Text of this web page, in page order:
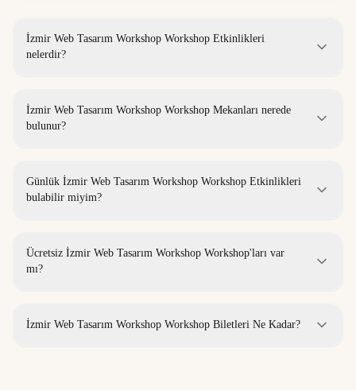
İzmir Web Tasarım Workshop Workshop Etkinlikleri
nelerdir?
İzmir Web Tasarım Workshop Workshop Mekanları nerede
bulunur?
Günlük İzmir Web Tasarım Workshop Workshop Etkinlikleri
bulabilir miyim?
Ücretsiz İzmir Web Tasarım Workshop Workshop'ları var
mı?
İzmir Web Tasarım Workshop Workshop Biletleri Ne Kadar?